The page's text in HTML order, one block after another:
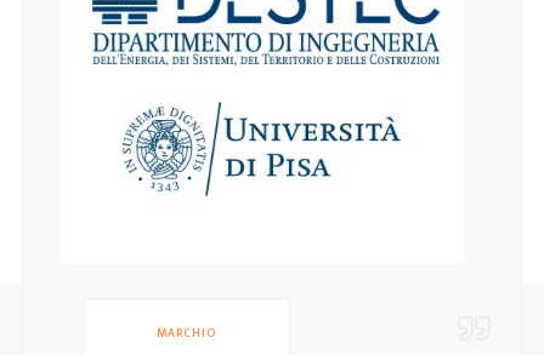
MARCHIO